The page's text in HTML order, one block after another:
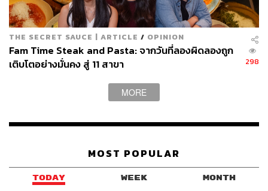
พลังของการตัดสินใจที่ดีพอ คือแทนที่จะพยายามเปลี่ยนแปลง
ครั้งใหญ่ ให้เริ่มจากความก้าวหน้าทีละนิด ตัวอย่างเช่น การ
ออกกำลังกายเป็นสิ่งที่ดีต่อสุขภาพจิต แต่การเริ่มทันทีด้วย
ตารางหนักทุกวันอาจเป็นไปได้ยาก ลองเริ่มจากสิ่งเล็ก ๆ ที่
คุณทำได้และรู้สึกสนุก เช่น เดินเล่นพร้อมฟังพอดแคสต์ หรือ
ทำกิจกรรมเบา ๆ ที่ทำซ้ำได้
ทางใหม่ในสมอง ที่ทำให้นิสัยดี ๆ กลายเป็นเรื่องธรรมชาติใน
ลดโซเชียลมีเดีย เพิ่มความสัมพันธ์กับธรรมชาติและ
มนุษย์
THE SECRET SAUCE | ARTICLE / OPINION
Fam Time Steak and Pasta: จากวันที่ลองผิดลองถูก
เติบโตอย่างมั่นคง สู่ 11 สาขา
298
MORE
MOST POPULAR
TODAY WEEK MONTH